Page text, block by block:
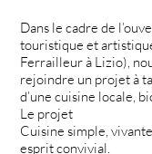
Dans le cadre de
touristique et
Ferrailleur à Lizio),
rejoindre un projet à
d’une cuisine locale,
Le projet
Cuisine simple,
esprit convivial.